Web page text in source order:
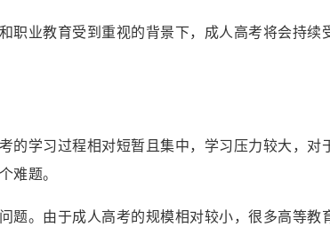
职业教育受到重视的背景下，成人高考将会持续
的学习过程相对短暂且集中，学习压力较大，对
难题。
题。由于成人高考的规模相对较小，很多高等教